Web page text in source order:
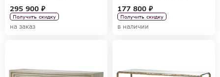
295 900 ₽
Получить скидку
на заказ
177 800 ₽
Получить скидку
в наличии